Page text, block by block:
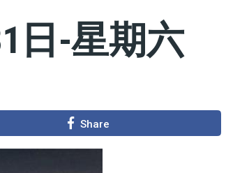
日-星期六
Share